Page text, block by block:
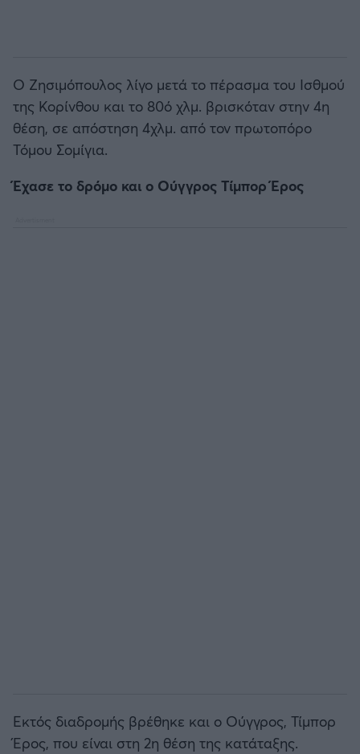
O Ζησιμόπουλος λίγο μετά το πέρασμα του Ισθμού
της Κορίνθου και το 80ό χλμ. βρισκόταν στην 4η
θέση, σε απόστηση 4χλμ. από τον πρωτοπόρο
Τόμου Σομίγια.
Έχασε το δρόμο και ο Ούγγρος Τίμπορ Έρος
Εκτός διαδρομής βρέθηκε και ο Ούγγρος, Τίμπορ
Έρος, που είναι στη 2η θέση της κατάταξης.